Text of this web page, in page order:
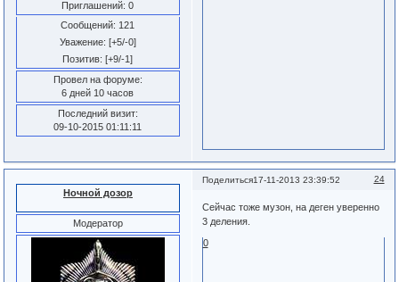
Приглашений: 0
Сообщений: 121
Уважение: [+5/-0]
Позитив: [+9/-1]
Провел на форуме:
6 дней 10 часов
Последний визит:
09-10-2015 01:11:11
Поделиться 24
17-11-2013 23:39:52
Ночной дозор
Модератор
Сейчас тоже музон, на деген уверенно
3 деления.
0